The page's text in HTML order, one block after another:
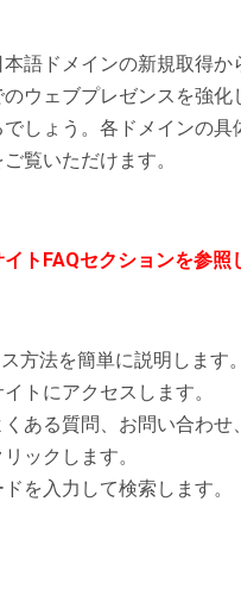
語ドメインの新規取得
ウェブプレゼンスを強
しょう。各ドメインの
覧いただけます。
トFAQセクションを参照
方法を簡単に説明します。
トにアクセスします。
ある質問、お問い合わ
ックします。
を入力して検索します。